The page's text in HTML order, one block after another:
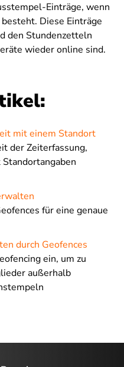
Einträge, wenn
Diese Einträge
den Stundenzetteln
wieder online sind.
mit einem Standort
der Zeiterfassung,
für eine genaue
durch Geofences
ein, um zu
außerhalb